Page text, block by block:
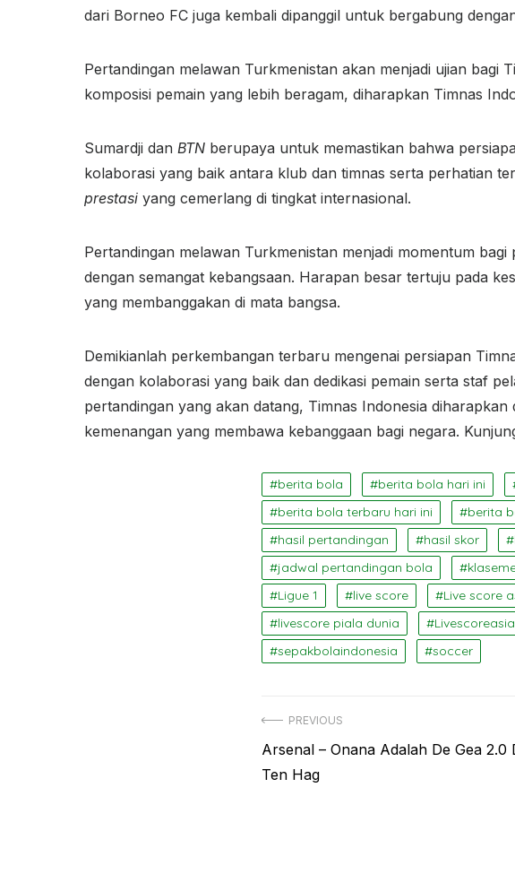
dari Borneo FC juga kembali dipanggil untuk bergabung
Pertandingan melawan Turkmenistan akan menjadi ujian bagi
komposisi pemain yang lebih beragam, diharapkan Timnas
Sumardji dan BTN berupaya untuk memastikan bahwa
kolaborasi yang baik antara klub dan timnas serta perhatian
prestasi yang cemerlang di tingkat internasional.
Pertandingan melawan Turkmenistan menjadi momentum
dengan semangat kebangsaan. Harapan besar tertuju pada
yang membanggakan di mata bangsa.
Demikianlah perkembangan terbaru mengenai persiapan
dengan kolaborasi yang baik dan dedikasi pemain serta staf
pertandingan yang akan datang, Timnas Indonesia
kemenangan yang membawa kebanggaan bagi negara.
berita bola berita bola hari ini
berita bola terbaru hari ini
berita
hasil pertandingan
hasil skor
jadwal pertandingan bola
Ligue 1
live score Live score
livescore piala dunia
sepakbolaindonesia
soccer
Navigasi
pos
PREVIOUS
Previous
post:
Arsenal – Onana Adalah De Gea 2.0
Ten Hag